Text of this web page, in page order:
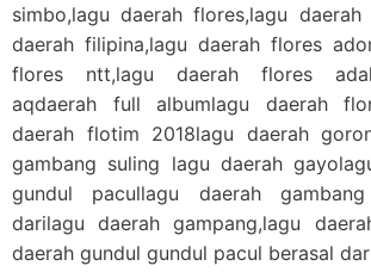
simbo,lagu daerah flores,lagu
daerah filipina,lagu daerah flores
flores ntt,lagu daerah flores
aqdaerah full albumlagu daerah
daerah flotim 2018lagu daerah
gambang suling lagu daerah
gundul pacullagu daerah
darilagu daerah gampang,lagu
daerah gundul gundul pacul berasal